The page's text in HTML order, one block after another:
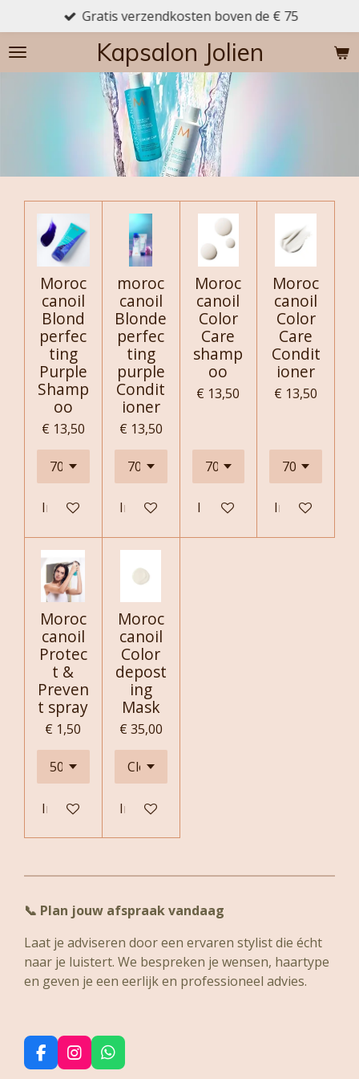
direct
naar
de
Kapsalon Jolien
Gratis verzendkosten boven de € 75
Moroc
canoil
Blond
perfec
ting
Purple
Shamp
oo
€ 13,50
In winkelwagen
moroc
canoil
Blonde
perfec
ting
purple
Condit
ioner
€ 13,50
In winkelwagen
Moroc
canoil
Color
Care
shamp
oo
€ 13,50
In winkelwagen
Moroc
canoil
Color
Care
Condit
ioner
€ 13,50
In
Moroc
canoil
Protec
t &
Preven
t spray
€ 1,50
In winkelwagen
Moroc
canoil
Color
depost
ing
Mask
€ 35,00
In winkelwagen
📞 Plan jouw afspraak vandaag
Laat je adviseren door een ervaren stylist die écht
naar je luistert. We bespreken je wensen, haartype
en geven je een eerlijk en professioneel advies.
F
a
I
n
W
h